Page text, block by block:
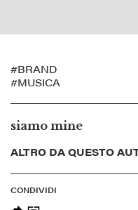
#BRAND
#MUSICA
siamo mine
ALTRO DA QUESTO
CONDIVIDI